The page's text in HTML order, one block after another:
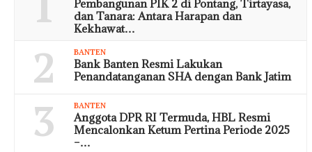
Pembangunan PIK 2 di Pontang, Tirtayasa,
dan Tanara: Antara Harapan dan
Kekhawat…
2 BANTEN
Bank Banten Resmi Lakukan
Penandatanganan SHA dengan Bank Jatim
3 BANTEN
Anggota DPR RI Termuda, HBL Resmi
Mencalonkan Ketum Pertina Periode 2025
–…